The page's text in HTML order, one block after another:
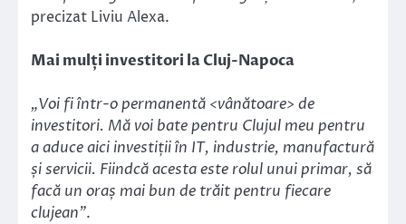
precizat Liviu Alexa.
Mai mulți investitori la Cluj-Napoca
„Voi fi într-o permanentă <vânătoare> de
investitori. Mă voi bate pentru Clujul meu pentru
a aduce aici investiții în IT, industrie, manufactură
și servicii. Fiindcă acesta este rolul unui primar, să
facă un oraș mai bun de trăit pentru fiecare
clujean”.